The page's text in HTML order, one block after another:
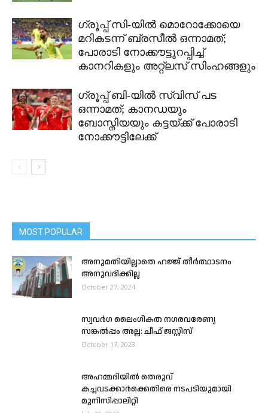
ഗ്രൂപ്പ് സി-യിൽ മൊറോക്കോയെ
മറികടന്ന് ബ്രസീൽ ഒന്നാമത്;
പോരാടി നോക്കൗട്ടുറപ്പിച്ച്
കാനറികളും അറ്റ്‌ലസ് സിംഹങ്ങളും
ഗ്രൂപ്പ് ബി-യിൽ സ്വിസ് പട
ഒന്നാമത്; കാനഡയും
ബോസ്നിയയും കട്ടയ്ക്ക് പോരാടി
നോക്കൗട്ടിലേക്ക്
MOST POPULAR
അനുമതിയില്ലാതെ ഹജ്ജ് തീർത്ഥാടനം
അനുവദിക്കില്ല
October 27, 2024
സ്വവർഗ ലൈംഗികത നഗരവരേണ്യ
സങ്കൽപ്പം അല്ല: ചീഫ് ജസ്റ്റിസ്
October 17, 2023
അഹമ്മദിയിൽ തെരുവ്
കച്ചവടക്കാര്‍ക്കെതിരെ നടപടിയുമായി
മുനിസിപ്പാലിറ്റി